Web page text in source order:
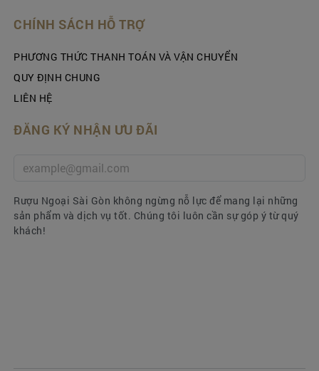
sẽ đến sớm, đúng lịch và được đóng gói cẩn
Chất lượng sản phẩm là ưu tiên hàng đầu tại
RUOUNGOAISG.VN. Chúng tôi không bao giờ
sử dụng hàng hóa kém chất lượng, đảm bảo
đều thơm ngon và an toàn cho sức khỏe.
bảo khách hàng mua
TếtRUOUNGOAISG.VN được giá tốt nhất.
Đội ngũ nhân viên nhiệt tình và chuyên
nghiệp của chúng tôi sẽ luôn sẵn sàng để hỗ
CHÍNH SÁCH HỖ TRỢ
PHƯƠNG THỨC THANH TOÁN VÀ VẬN CHUYỂN
QUY ĐỊNH CHUNG
LIÊN HỆ
ĐĂNG KÝ NHẬN ƯU ĐÃI
Rượu Ngoại Sài Gòn không ngừng nỗ lực để mang lại những
sản phẩm và dịch vụ tốt. Chúng tôi luôn cần sự góp ý từ quý
khách!